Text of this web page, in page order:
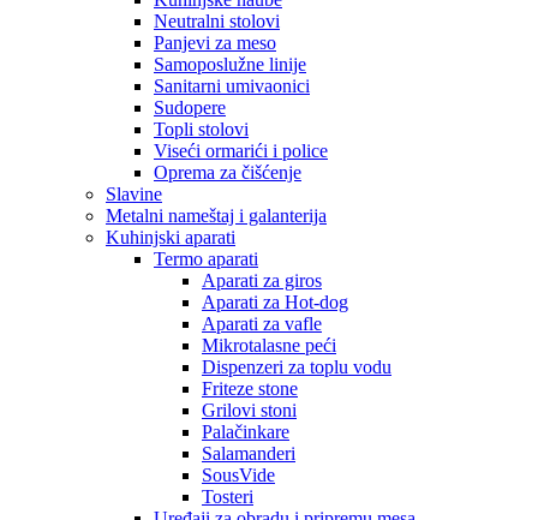
Neutralni stolovi
Panjevi za meso
Samoposlužne linije
Sanitarni umivaonici
Sudopere
Topli stolovi
Viseći ormarići i police
Oprema za čišćenje
Slavine
Metalni nameštaj i galanterija
Kuhinjski aparati
Termo aparati
Aparati za giros
Aparati za Hot-dog
Aparati za vafle
Mikrotalasne peći
Dispenzeri za toplu vodu
Friteze stone
Grilovi stoni
Palačinkare
Salamanderi
SousVide
Tosteri